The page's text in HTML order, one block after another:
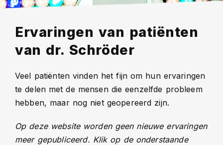
Ervaringen van patiënten
van dr. Schröder
Veel patiënten vinden het fijn om hun ervaringen
te delen met de mensen die eenzelfde probleem
hebben, maar nog niet geopereerd zijn.
Op deze website worden geen nieuwe ervaringen
meer gepubliceerd. Klik op de onderstaande